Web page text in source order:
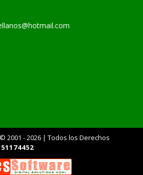
2001 - 2026 | Todos los Derechos